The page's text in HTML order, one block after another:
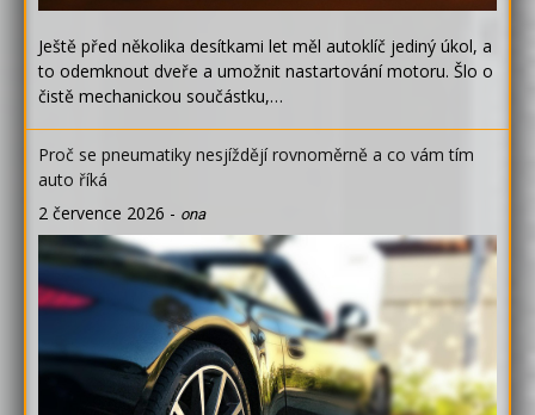
Ještě před několika desítkami let měl autoklíč jediný úkol, a
to odemknout dveře a umožnit nastartování motoru. Šlo o
čistě mechanickou součástku,…
Proč se pneumatiky nesjíždějí rovnoměrně a co vám tím
auto říká
2 července 2026 - ona